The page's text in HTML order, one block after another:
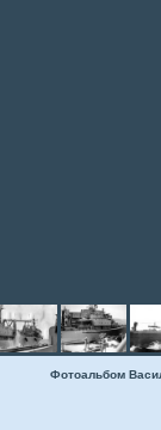
Фотоальбом